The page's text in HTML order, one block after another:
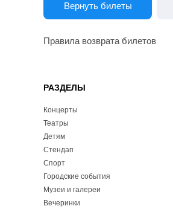
Вернуть билеты
Правила возврата билетов
РАЗДЕЛЫ
Концерты
Театры
Детям
Стендап
Спорт
Городские события
Музеи и галереи
Вечеринки